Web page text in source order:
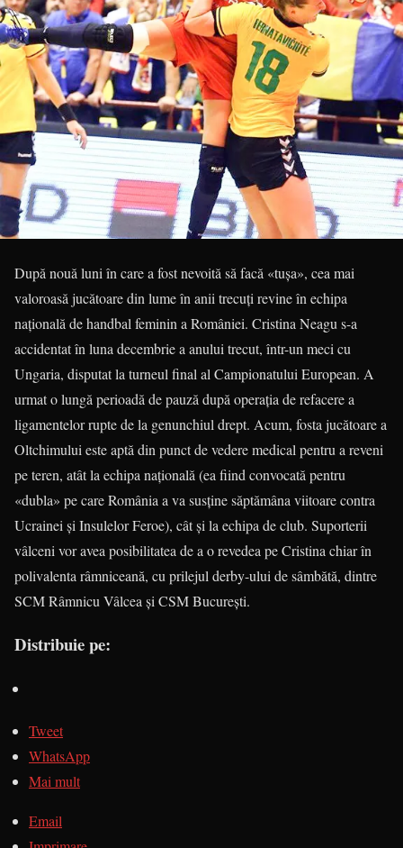
După nouă luni în care a fost nevoită să facă «tușa», cea mai
valoroasă jucătoare din lume în anii trecuți revine în echipa
națională de handbal feminin a României. Cristina Neagu s-a
accidentat în luna decembrie a anului trecut, într-un meci cu
Ungaria, disputat la turneul final al Campionatului European. A
urmat o lungă perioadă de pauză după operația de refacere a
ligamentelor rupte de la genunchiul drept. Acum, fosta jucătoare a
Oltchimului este aptă din punct de vedere medical pentru a reveni
pe teren, atât la echipa națională (ea fiind convocată pentru
«dubla» pe care România a va susține săptămâna viitoare contra
Ucrainei și Insulelor Feroe), cât și la echipa de club. Suporterii
vâlceni vor avea posibilitatea de a o revedea pe Cristina chiar în
polivalenta râmniceană, cu prilejul derby-ului de sâmbătă, dintre
SCM Râmnicu Vâlcea și CSM București.
Distribuie pe:
Tweet
WhatsApp
Mai mult
Email